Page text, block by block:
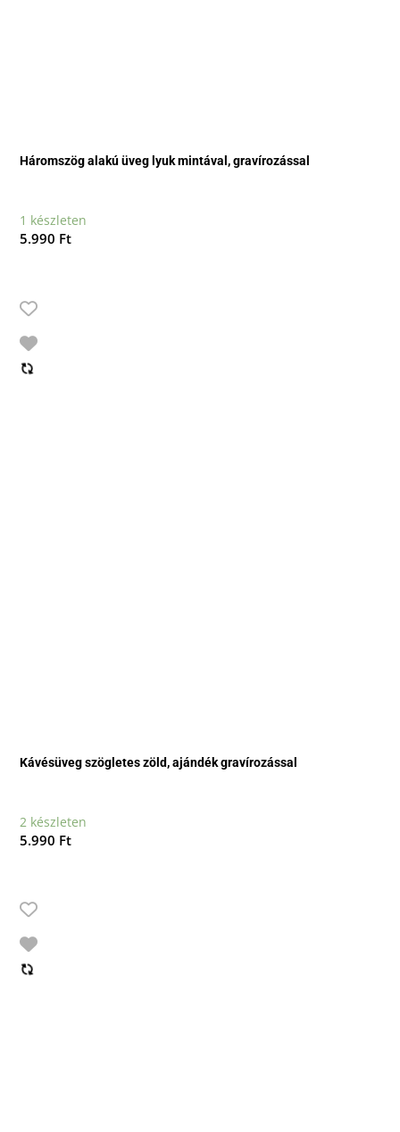
Háromszög alakú üveg lyuk mintával, gravírozással
1 készleten
5.990 Ft
Kávésüveg szögletes zöld, ajándék gravírozással
2 készleten
5.990 Ft